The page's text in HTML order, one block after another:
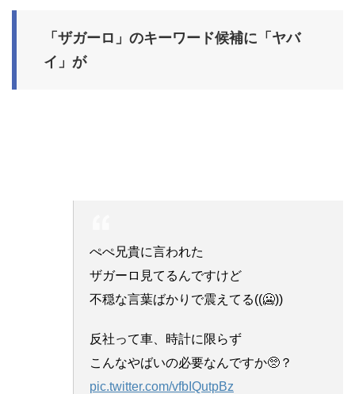
「ザガーロ」のキーワード候補に「ヤバ
イ」が
ぺぺ兄貴に言われた
ザガーロ見てるんですけど
不穏な言葉ばかりで震えてる((🥶))
反社って車、時計に限らず
こんなやばいの必要なんですか🥺？
pic.twitter.com/vfbIQutpBz